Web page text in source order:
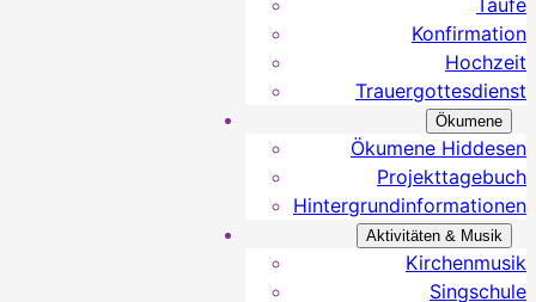
Taufe
Konfirmation
Hochzeit
Trauergottesdienst
Ökumene
Ökumene Hiddesen
Projekttagebuch
Hintergrundinformationen
Aktivitäten & Musik
Kirchenmusik
Singschule